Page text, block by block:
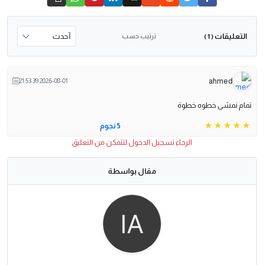
التعليقات ( 1 ) ترتيب حسب
ahmed
2026-08-01 21:53:39
تمام نمشى خطوه خطوة
5 نجوم
الرجاء تسجيل الدخول لتتمكن من التعليق
مقال بواسطة